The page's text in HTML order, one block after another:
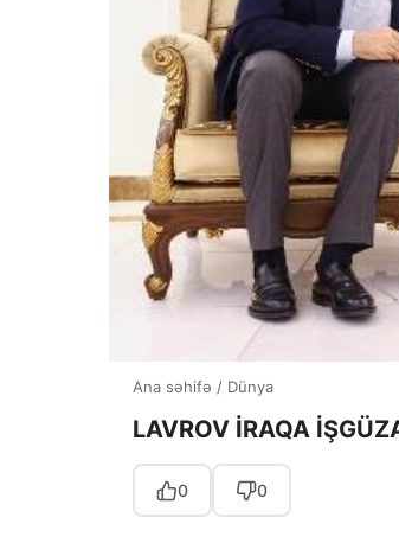
Ana səhifə / Dünya
LAVROV İRAQA
0 0